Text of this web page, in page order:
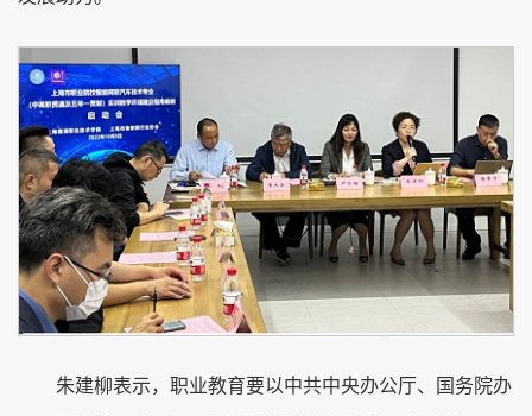
朱建柳表示，职业教育要以中共中央办公厅、国务院办